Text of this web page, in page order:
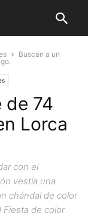
Buscan a un
de 74
Lorca
con el
vestía una
chándal de color
Fiesta de color